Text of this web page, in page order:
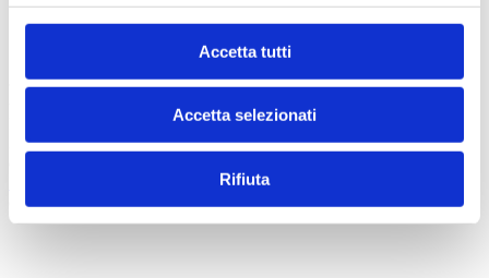
Accetta tutti
Accetta selezionati
Rifiuta
© 2026 Superspecialistico
Poliambulatorio Specialistico Verona - Viale del lavoro, n. 25/a,
37135 (VR) - CF/P. IVA n. 03504300231 - Registro delle Imprese
credits